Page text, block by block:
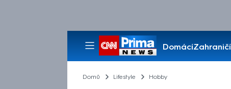
DomácíZahraničí
Pořady
Domů Lifestyle Hobby